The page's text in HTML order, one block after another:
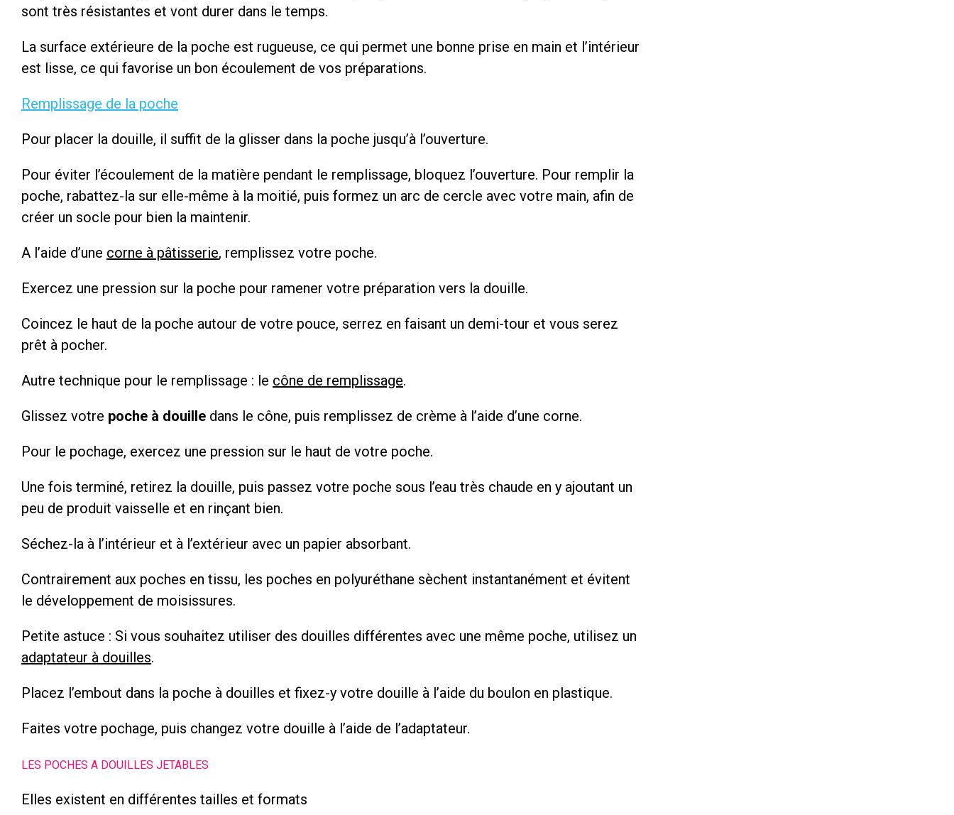
sont très résistantes et vont durer dans le temps.
La surface extérieure de la poche est rugueuse, ce qui permet une bonne prise en main et l’intérieur
est lisse, ce qui favorise un bon écoulement de vos préparations.
Remplissage de la poche
Pour placer la douille, il suffit de la glisser dans la poche jusqu’à l’ouverture.
Pour éviter l’écoulement de la matière pendant le remplissage, bloquez l’ouverture. Pour remplir la
poche, rabattez-la sur elle-même à la moitié, puis formez un arc de cercle avec votre main, afin de
créer un socle pour bien la maintenir.
A l’aide d’une corne à pâtisserie, remplissez votre poche.
Exercez une pression sur la poche pour ramener votre préparation vers la douille.
Coincez le haut de la poche autour de votre pouce, serrez en faisant un demi-tour et vous serez
prêt à pocher.
Autre technique pour le remplissage : le cône de remplissage.
Glissez votre poche à douille dans le cône, puis remplissez de crème à l’aide d’une corne.
Pour le pochage, exercez une pression sur le haut de votre poche.
Une fois terminé, retirez la douille, puis passez votre poche sous l’eau très chaude en y ajoutant un
peu de produit vaisselle et en rinçant bien.
Séchez-la à l’intérieur et à l’extérieur avec un papier absorbant.
Contrairement aux poches en tissu, les poches en polyuréthane sèchent instantanément et évitent
le développement de moisissures.
Petite astuce : Si vous souhaitez utiliser des douilles différentes avec une même poche, utilisez un
adaptateur à douilles.
Placez l’embout dans la poche à douilles et fixez-y votre douille à l’aide du boulon en plastique.
Faites votre pochage, puis changez votre douille à l’aide de l’adaptateur.
LES POCHES A DOUILLES JETABLES
Elles existent en différentes tailles et formats